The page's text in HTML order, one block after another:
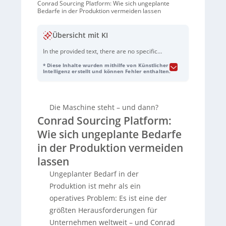
Conrad Sourcing Platform: Wie sich ungeplante
Bedarfe in der Produktion vermeiden lassen
Übersicht mit KI
In the provided text, there are no specific
hyperlinked according to the given
or software names. Therefore, the text
remains unchanged: Ungeplanter Bedarf in
der Produktion stellt eine große
Herausforderung für Unternehmen dar, da
Maschinenausfälle häufig sind und
können. Laut dem Value of Reliability Report
von ABB erleiden 67 Prozent der
Industriebetriebe mindestens einen
ungeplanten Ausfall pro Monat, was hohe
Kosten zur Folge hat. Die Konrad Sourcing
Plattform bietet Lösungen, um solchen
Bedarfen vorzubeugen und effektiv zu
* Diese Inhalte wurden mithilfe von Künstlicher
Intelligenz erstellt und können Fehler enthalten.
Die Maschine steht – und dann?
Conrad Sourcing Platform:
Wie sich ungeplante Bedarfe
in der Produktion vermeiden
lassen
Ungeplanter Bedarf in der
Produktion ist mehr als ein
operatives Problem: Es ist eine der
größten Herausforderungen für
Unternehmen weltweit – und Conrad